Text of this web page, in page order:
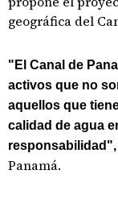
geográfica del
"El Canal de
activos que no
aquellos que
calidad de agua
responsabilidad",
Panamá.